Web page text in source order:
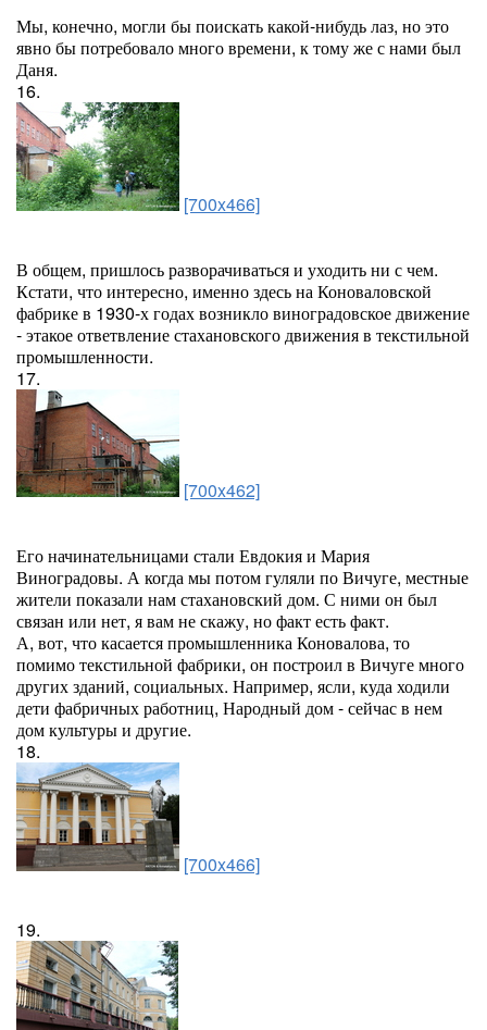
Мы, конечно, могли бы поискать какой-нибудь лаз, но это
явно бы потребовало много времени, к тому же с нами был
Даня.
16.
[700x466]
В общем, пришлось разворачиваться и уходить ни с чем.
Кстати, что интересно, именно здесь на Коноваловской
фабрике в 1930-х годах возникло виноградовское движение
- этакое ответвление стахановского движения в текстильной
промышленности.
17.
[700x462]
Его начинательницами стали Евдокия и Мария
Виноградовы. А когда мы потом гуляли по Вичуге, местные
жители показали нам стахановский дом. С ними он был
связан или нет, я вам не скажу, но факт есть факт.
А, вот, что касается промышленника Коновалова, то
помимо текстильной фабрики, он построил в Вичуге много
других зданий, социальных. Например, ясли, куда ходили
дети фабричных работниц, Народный дом - сейчас в нем
дом культуры и другие.
18.
[700x466]
19.